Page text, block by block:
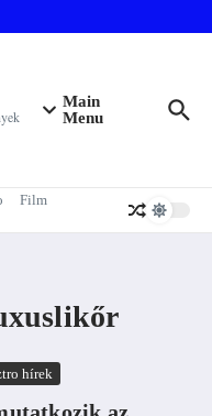
Main
Menu
Film
hírek